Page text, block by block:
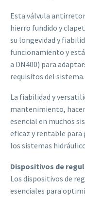
Esta válvula
hierro fundido y
su longevidad y
funcionamiento y
a DN400) para
requisitos del sistema.
La fiabilidad y
mantenimiento,
esencial en muchos
eficaz y rentable para
los sistemas
Dispositivos de
Los dispositivos de
esenciales para